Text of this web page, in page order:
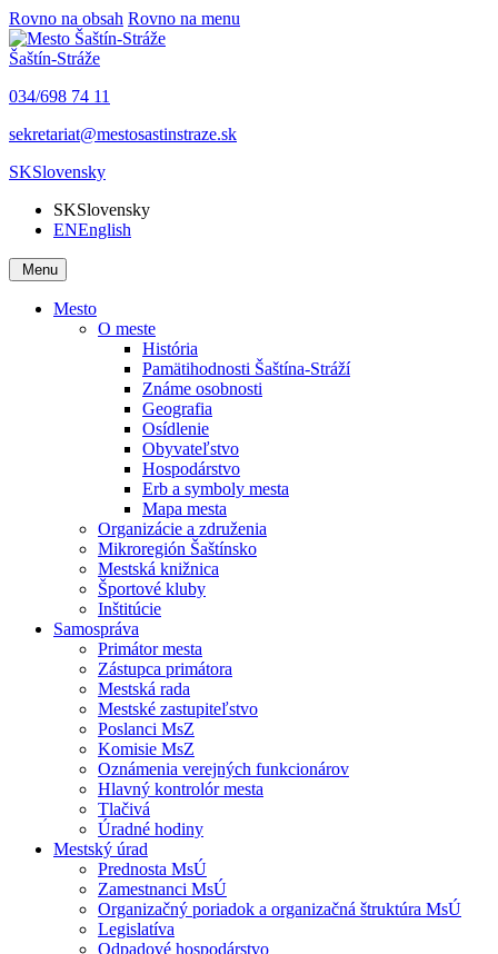
Rovno na obsah Rovno na menu
Šaštín-Stráže
034/698 74 11
sekretariat@mestosastinstraze.sk
SKSlovensky
SKSlovensky
ENEnglish
Menu
Mesto
O meste
História
Pamätihodnosti Šaštína-Stráží
Známe osobnosti
Geografia
Osídlenie
Obyvateľstvo
Hospodárstvo
Erb a symboly mesta
Mapa mesta
Organizácie a združenia
Mikroregión Šaštínsko
Mestská knižnica
Športové kluby
Inštitúcie
Samospráva
Primátor mesta
Zástupca primátora
Mestská rada
Mestské zastupiteľstvo
Poslanci MsZ
Komisie MsZ
Oznámenia verejných funkcionárov
Hlavný kontrolór mesta
Tlačivá
Úradné hodiny
Mestský úrad
Prednosta MsÚ
Zamestnanci MsÚ
Organizačný poriadok a organizačná štruktúra MsÚ
Legislatíva
Odpadové hospodárstvo